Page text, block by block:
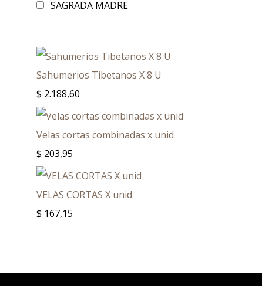
SAGRADA MADRE
Sahumerios Tibetanos X 8 U
$ 2.188,60
Velas cortas combinadas x unid
$ 203,95
VELAS CORTAS X unid
$ 167,15